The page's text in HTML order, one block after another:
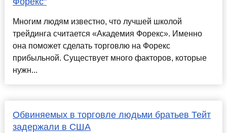
Многим людям известно, что лучшей школой
трейдинга считается «Академия Форекс». Именно
она поможет сделать торговлю на Форекс
прибыльной. Существует много факторов, которые
нужн...
Обвиняемых в торговле людьми братьев Тейт
задержали в США